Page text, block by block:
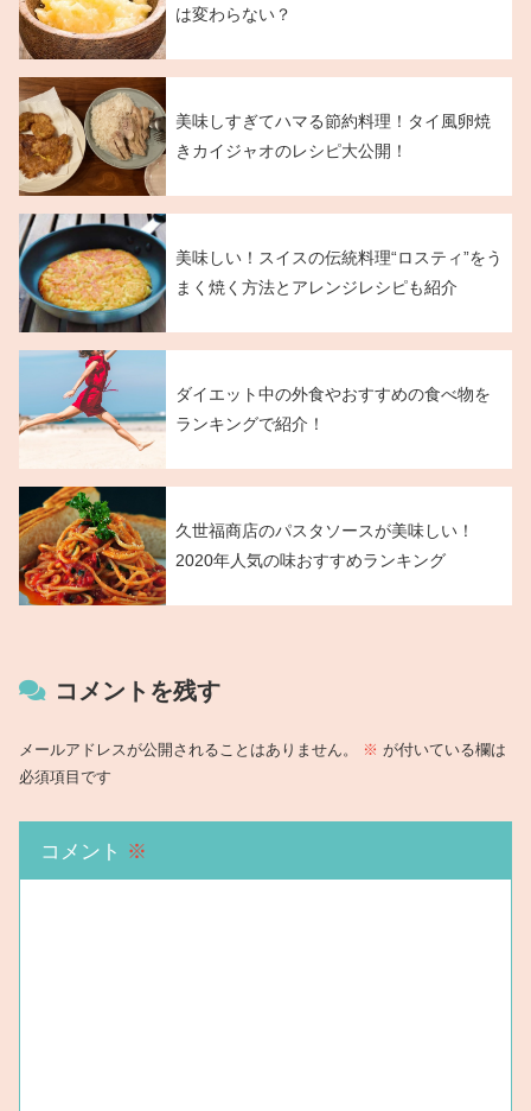
は変わらない？
美味しすぎてハマる節約料理！タイ風卵焼
きカイジャオのレシピ大公開！
美味しい！スイスの伝統料理“ロスティ”をう
まく焼く方法とアレンジレシピも紹介
ダイエット中の外食やおすすめの食べ物を
ランキングで紹介！
久世福商店のパスタソースが美味しい！
2020年人気の味おすすめランキング
コメントを残す
メールアドレスが公開されることはありません。 ※ が付いている欄は
必須項目です
コメント ※